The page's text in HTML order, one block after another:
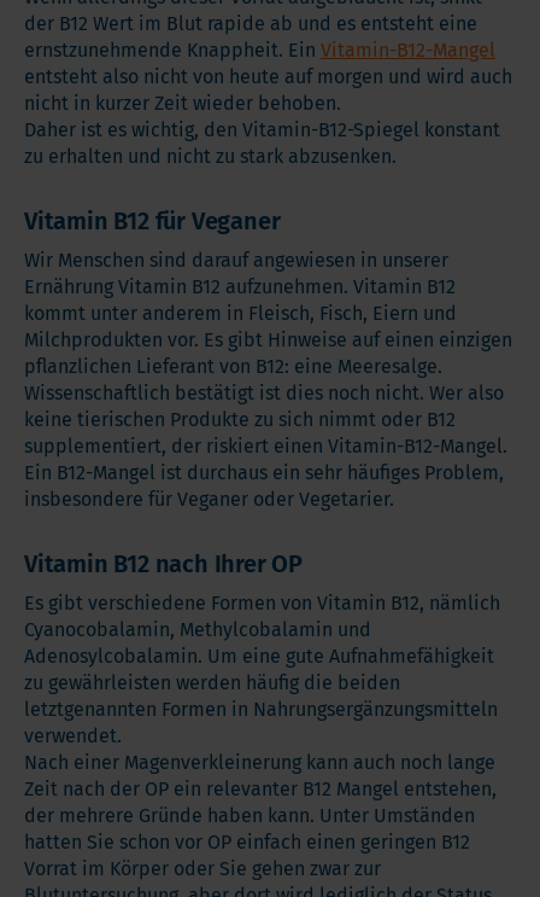
der B12 Wert im Blut rapide ab und es entsteht eine
ernstzunehmende Knappheit. Ein Vitamin-B12-Mangel
entsteht also nicht von heute auf morgen und wird auch
nicht in kurzer Zeit wieder behoben.
Daher ist es wichtig, den Vitamin-B12-Spiegel konstant
zu erhalten und nicht zu stark abzusenken.
Vitamin B12 für Veganer
Wir Menschen sind darauf angewiesen in unserer
Ernährung Vitamin B12 aufzunehmen. Vitamin B12
kommt unter anderem in Fleisch, Fisch, Eiern und
Milchprodukten vor. Es gibt Hinweise auf einen einzigen
pflanzlichen Lieferant von B12: eine Meeresalge.
Wissenschaftlich bestätigt ist dies noch nicht. Wer also
keine tierischen Produkte zu sich nimmt oder B12
supplementiert, der riskiert einen Vitamin-B12-Mangel.
Ein B12-Mangel ist durchaus ein sehr häufiges Problem,
insbesondere für Veganer oder Vegetarier.
Vitamin B12 nach Ihrer OP
Es gibt verschiedene Formen von Vitamin B12, nämlich
Cyanocobalamin, Methylcobalamin und
Adenosylcobalamin. Um eine gute Aufnahmefähigkeit
zu gewährleisten werden häufig die beiden
letztgenannten Formen in Nahrungsergänzungsmitteln
verwendet.
Nach einer Magenverkleinerung kann auch noch lange
Zeit nach der OP ein relevanter B12 Mangel entstehen,
der mehrere Gründe haben kann. Unter Umständen
hatten Sie schon vor OP einfach einen geringen B12
Vorrat im Körper oder Sie gehen zwar zur